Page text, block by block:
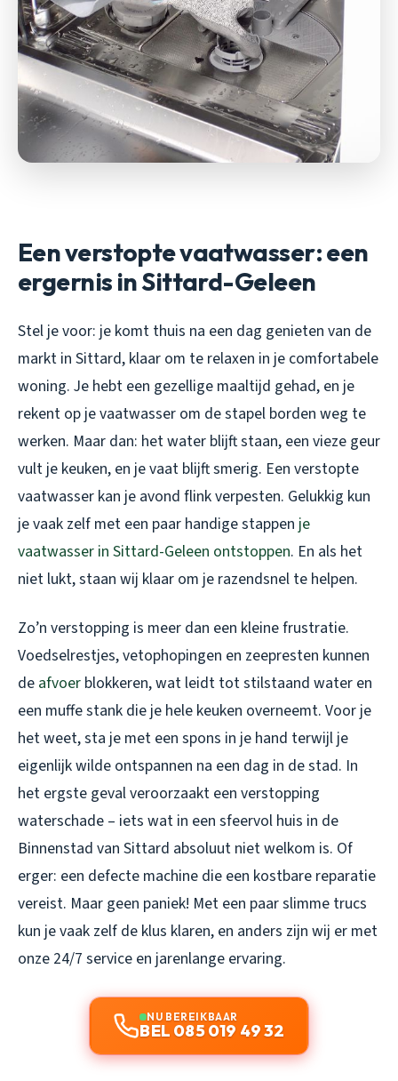
Een verstopte vaatwasser: een
ergernis in Sittard-Geleen
Stel je voor: je komt thuis na een dag genieten van de
markt in Sittard, klaar om te relaxen in je comfortabele
woning. Je hebt een gezellige maaltijd gehad, en je
rekent op je vaatwasser om de stapel borden weg te
werken. Maar dan: het water blijft staan, een vieze geur
vult je keuken, en je vaat blijft smerig. Een verstopte
vaatwasser kan je avond flink verpesten. Gelukkig kun
je vaak zelf met een paar handige stappen je
vaatwasser in Sittard-Geleen ontstoppen. En als het
niet lukt, staan wij klaar om je razendsnel te helpen.
Zo’n verstopping is meer dan een kleine frustratie.
Voedselrestjes, vetophopingen en zeepresten kunnen
de afvoer blokkeren, wat leidt tot stilstaand water en
een muffe stank die je hele keuken overneemt. Voor je
het weet, sta je met een spons in je hand terwijl je
eigenlijk wilde ontspannen na een dag in de stad. In
het ergste geval veroorzaakt een verstopping
waterschade – iets wat in een sfeervol huis in de
Binnenstad van Sittard absoluut niet welkom is. Of
erger: een defecte machine die een kostbare reparatie
vereist. Maar geen paniek! Met een paar slimme trucs
kun je vaak zelf de klus klaren, en anders zijn wij er met
onze 24/7 service en jarenlange ervaring.
NU BEREIKBAAR
BEL 085 019 49 32